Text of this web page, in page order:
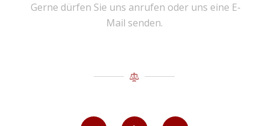
Gerne dürfen Sie uns anrufen oder uns eine E-
Mail senden.